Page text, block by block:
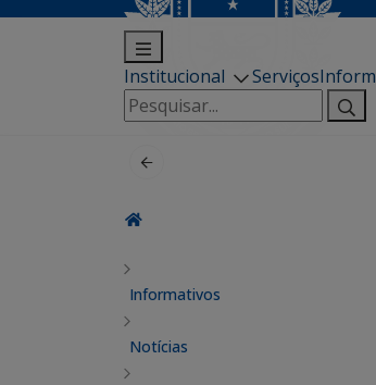
Institucional Serviços
Pesquisar
por:
Informativos
Notícias